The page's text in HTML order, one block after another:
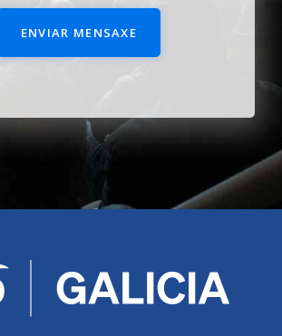
ENVIAR MENSAXE